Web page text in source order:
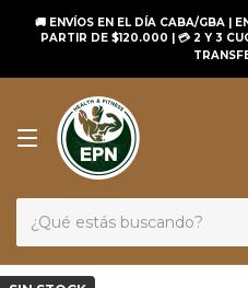
🚚 ENVÍOS EN EL DÍA CABA/GBA |
PARTIR DE $120.000 | 💳 2 Y 3